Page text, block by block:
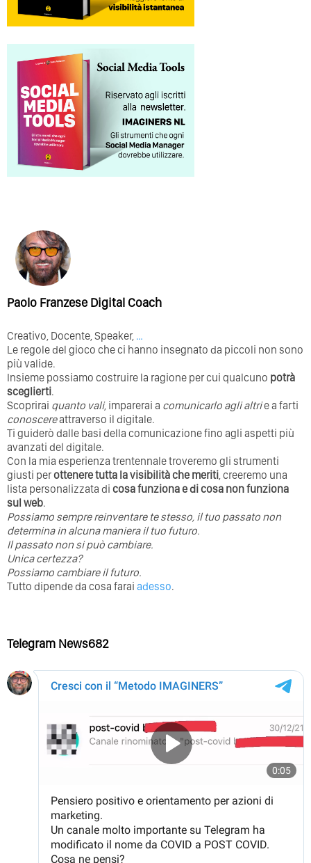
Paolo Franzese Digital Coach
Creativo, Docente, Speaker, …
Le regole del gioco che ci hanno insegnato da piccoli non sono
più valide.
Insieme possiamo costruire la ragione per cui qualcuno potrà
sceglierti.
Scoprirai quanto vali, imparerai a comunicarlo agli altrie a farti
conoscereattraverso il digitale.
Ti guiderò dalle basi della comunicazione fino agli aspetti più
avanzati del digitale.
Con la mia esperienza trentennale troveremo gli strumenti
giusti perottenere tutta la visibilità che meriti, creeremo una
lista personalizzata di cosa funziona e di cosa non funziona
sul web.
Possiamo sempre reinventare te stesso, il tuo passato non
determina in alcuna maniera il tuo futuro. ⁣
⁣Il passato non si può cambiare.
Unica certezza?
Possiamo cambiare il futuro.
Tutto dipende da cosa farai adesso.
Telegram News682